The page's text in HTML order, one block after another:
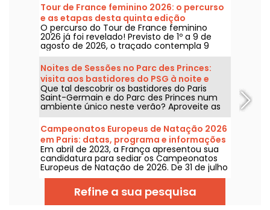
Tour de France feminino 2026: o percurso
e as etapas desta quinta edição
O percurso do Tour de France feminino
2026 já foi revelado! Previsto de 1º a 9 de
agosto de 2026, o traçado contempla 9
etapas, com a largada prevista na Suíça e a
chegada em Nice. Descubra o que nos
espera neste ano.
Noites de Sessões no Parc des Princes:
visita aos bastidores do PSG à noite e
guinguette festiva com sets de DJ
Que tal descobrir os bastidores do Paris
Saint-Germain e do Parc des Princes num
ambiente único neste verão? Aproveite as
sessões noturnas para entrar no estádio à
noite e curtir várias animações festivas. Eis o
programa para este verão de 2026!
Campeonatos Europeus de Natação 2026
em Paris: datas, programa e informações
sobre a competição
Em abril de 2023, a França apresentou sua
candidatura para sediar os Campeonatos
Europeus de Natação de 2026. De 31 de julho
a 16 de agosto, o Centro Aquático Olímpico
recebe você para apoiar nossos nadadores.
Abaixo, tudo o que você precisa saber sobre
a competição e as provas!
Refine a sua pesquisa